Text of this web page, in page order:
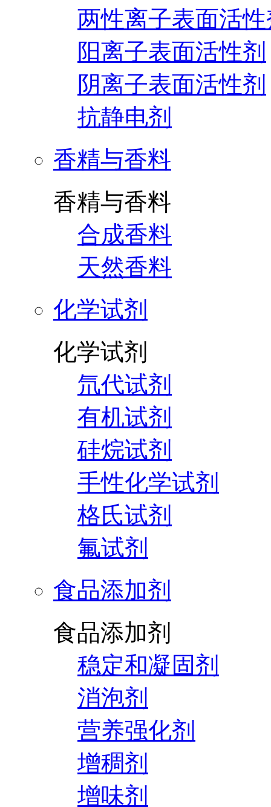
两性离子表面活
阳离子表面活性剂
阴离子表面活性剂
抗静电剂
香精与香料
香精与香料
合成香料
天然香料
化学试剂
化学试剂
氘代试剂
有机试剂
硅烷试剂
手性化学试剂
格氏试剂
氟试剂
食品添加剂
食品添加剂
稳定和凝固剂
消泡剂
营养强化剂
增稠剂
增味剂